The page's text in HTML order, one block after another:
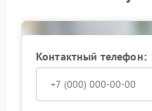
разъемов и материнской
выполняется замена
вернуть ноут к
надежное хранение
Контактный телефон: